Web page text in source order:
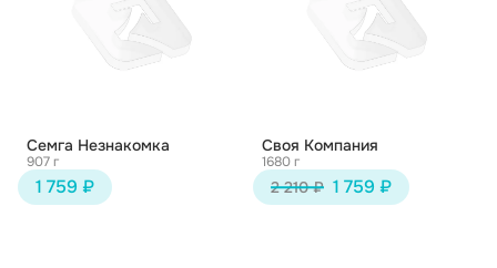
Семга Незнакомка
907 г
1 759 ₽
Своя Компания
1680 г
2 210 ₽ 1 759 ₽